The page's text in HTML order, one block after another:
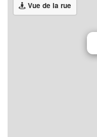
Vue de la rue